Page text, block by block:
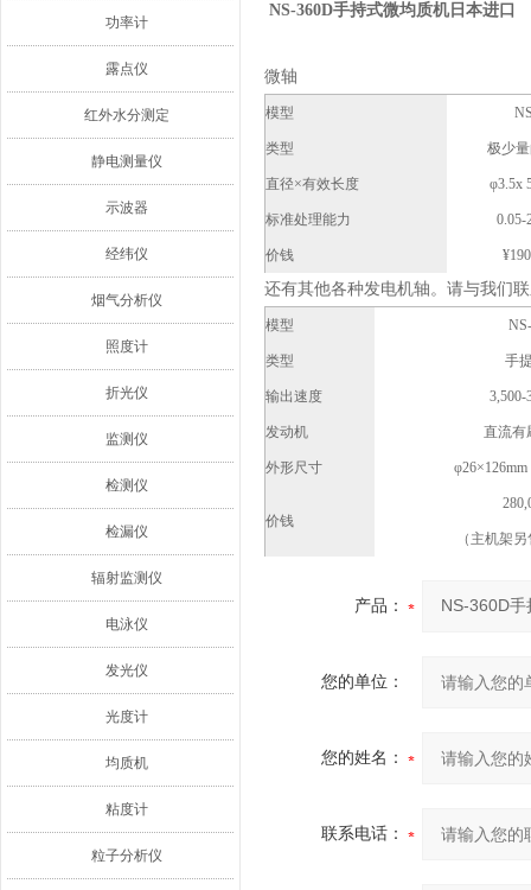
功率计
露点仪
红外水分测定
静电测量仪
示波器
经纬仪
烟气分析仪
照度计
折光仪
监测仪
检测仪
检漏仪
辐射监测仪
电泳仪
发光仪
光度计
均质机
粘度计
粒子分析仪
NS-360D手持式微均质机日本进口
微轴
模型
类型 极少
直径×有效长度 φ3.5x
标准处理能力 0.05-
价钱
还有其他各种发电机轴。请与我们
模型
类型 手
输出速度 3,500-
发动机 直流有
外形尺寸
价钱
（主机架
产品：
您的单位：
您的姓名：
联系电话：